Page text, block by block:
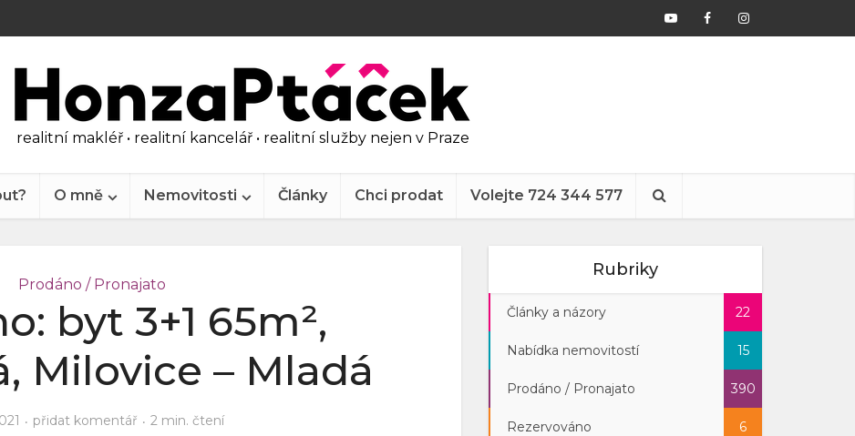
realitní makléř • realitní kancelář • realitní služby nejen v Praze
O mně Nemovitosti Články Chci prodat Volejte 724 344 577
Prodáno / Pronajato
byt 3+1 65m²,
Milovice – Mladá
přidat komentář 2 min. čtení
Rubriky
Články a názory 22
Nabídka nemovitostí 15
Prodáno / Pronajato 390
Rezervováno 6